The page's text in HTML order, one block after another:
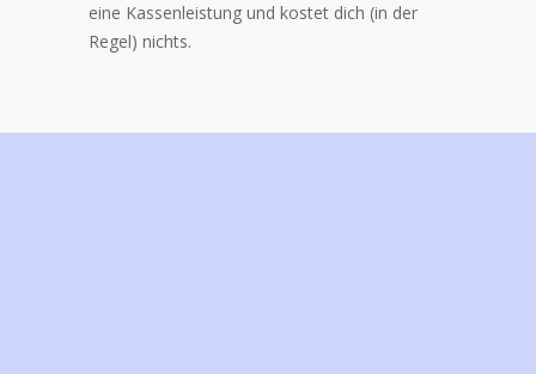
eine Kassenleistung und kostet dich (in der
Regel) nichts.